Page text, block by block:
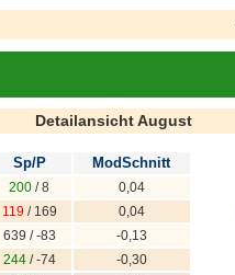
Detailansicht August
Sp/P ModSchnitt
200 / 8
0,04
119 / 169
0,04
639 / -83
-0,13
244/ -74
-0,30